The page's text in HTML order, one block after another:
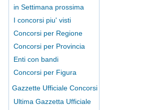
in Settimana prossima
I concorsi piu' visti
Concorsi per Regione
Concorsi per Provincia
Enti con bandi
Concorsi per Figura
Gazzette Ufficiale Concorsi
Ultima Gazzetta Ufficiale